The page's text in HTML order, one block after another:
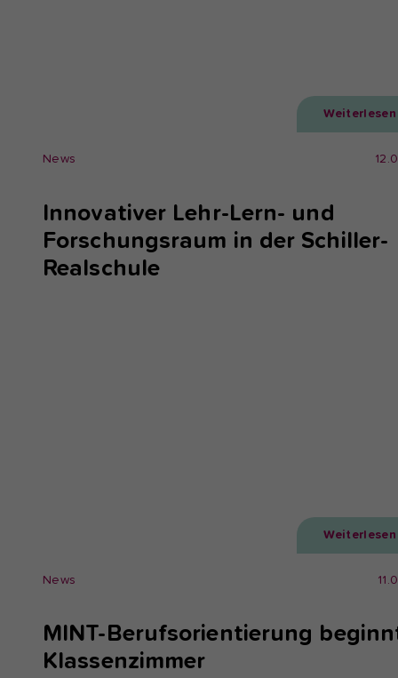
Weiterlesen
News
Innovativer Lehr-Lern- und
Forschungsraum in der Schiller-
Realschule
Weiterlesen
News
MINT-Berufsorientierung
Klassenzimmer